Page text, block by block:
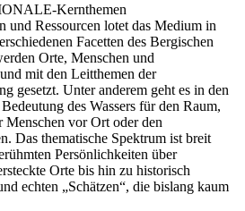
Kernthemen
und Ressourcen lotet das Medium in
Facetten des Bergischen
Orte, Menschen und
mit den Leitthemen der
gesetzt. Unter anderem geht es in den
des Wassers für den Raum,
Menschen vor Ort oder den
Das thematische Spektrum ist breit
Persönlichkeiten über
Orte bis hin zu historisch
echten „Schätzen“, die bislang kaum